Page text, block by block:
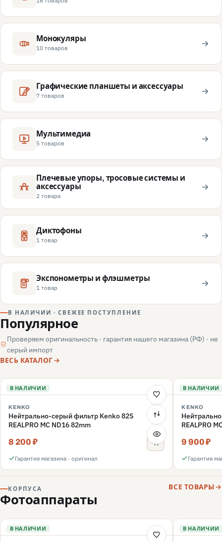
Монокуляры
10 товаров
Графические планшеты и аксессуары
7 товаров
Мультимедиа
5 товаров
Плечевые упоры, тросовые системы и
аксессуары
2 товара
Диктофоны
1 товар
Экспонометры и флэшметры
1 товар
В НАЛИЧИИ · СВЕЖЕЕ ПОСТУПЛЕНИЕ
Популярное
Проверяем оригинальность · гарантия нашего магазина (РФ) · не
серый импорт
ВЕСЬ КАТАЛОГ
В НАЛИЧИИ
KENKO
Нейтрально-серый фильтр Kenko 82S
REALPRO MC ND16 82mm
8 200 ₽
Гарантия магазина · оригинал
В НАЛИЧИИ
KENKO
REALPRO
9 900 ₽
Гарантия
КОРПУСА
Фотоаппараты
ВСЕ ТОВАРЫ
В НАЛИЧИИ В НАЛИЧИИ